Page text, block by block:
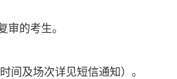
的考生。
及场次详见短信通知）。